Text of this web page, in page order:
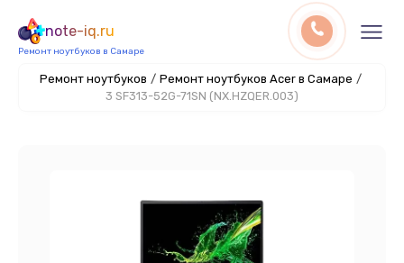
note-iq.ru
Ремонт ноутбуков в Самаре
Ремонт ноутбуков / Ремонт ноутбуков Acer в Самаре /
3 SF313-52G-71SN (NX.HZQER.003)